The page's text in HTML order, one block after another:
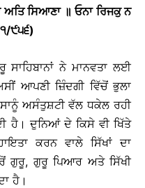
ਸਿਆਣਾ ॥ ਓਨਾ ਰਿਜਕੁ ਨ
੯੫੬)
ਨੇ ਮਾਨਵਤਾ ਲਈ
ਆਪਣੀ ਜ਼ਿੰਦਗੀ ਵਿੱਚੋਂ ਭੁਲਾ
ਅਸੰਤੁਸ਼ਟੀ ਵੱਲ ਧਕੇਲ ਰਹੀ
ਹੈ। ਦੁਨਿਆਂ ਦੇ ਕਿਸੇ ਵੀ ਖਿੱਤੇ
ਕਰਨ ਵਾਲੇ ਸਿੱਖਾਂ ਦਾ
ਗੁਰੂ, ਗੁਰੂ ਪਿਆਰ ਅਤੇ ਸਿੱਖੀ
ਹੈ।